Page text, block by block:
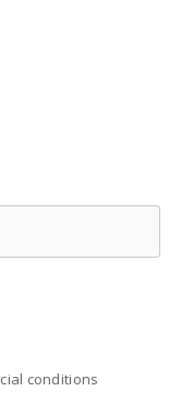
conditions